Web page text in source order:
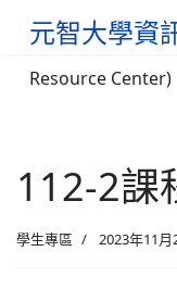
元智大學資
Resource Center)
112-2課
學生專區 2023年11月